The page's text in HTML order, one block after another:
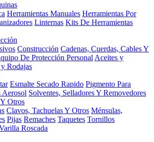
Herramientas Manuales Herramientas Por
Linternas Kits De Herramientas
Construcción Cadenas, Cuerdas, Cables Y
De Protección Personal Aceites y
Rodajas
Esmalte Secado Rapido Pigmento Para
Aerosol Solventes, Selladores Y Removedores
Otros
Clavos, Tachuelas Y Otros Ménsulas,
Pijas Remaches Taquetes Tornillos
Roscada